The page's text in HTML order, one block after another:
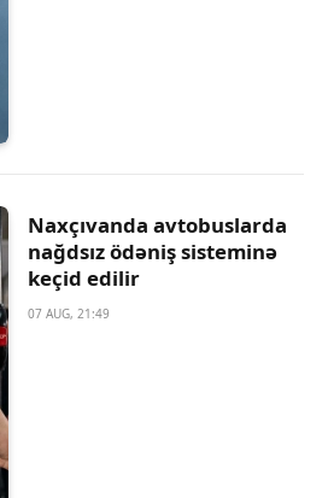
Naxçıvanda avtobuslarda
nağdsız ödəniş sisteminə
keçid edilir
07 AUG, 21:49